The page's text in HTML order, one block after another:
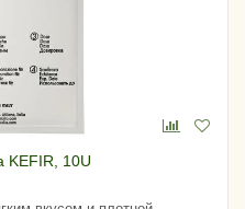
KEFIR, 10U